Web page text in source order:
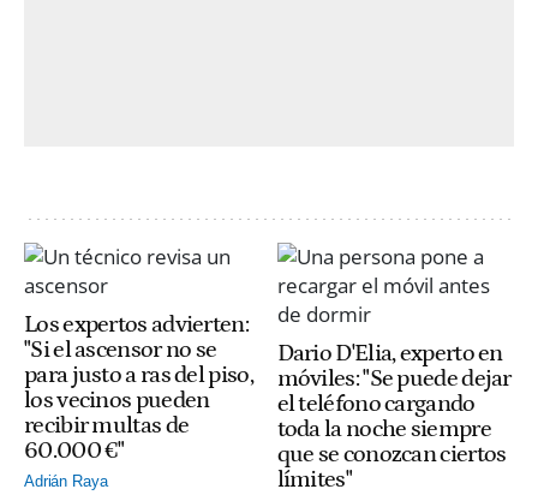
Los expertos advierten:
"Si el ascensor no se
para justo a ras del piso,
los vecinos pueden
recibir multas de
60.000 €"
Adrián Raya
Dario D'Elia, experto en
móviles: "Se puede dejar
el teléfono cargando
toda la noche siempre
que se conozcan ciertos
límites"